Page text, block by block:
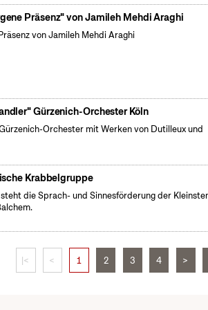
Präsenz" von Jamileh Mehdi Araghi
von Jamileh Mehdi Araghi
Gürzenich-Orchester Köln
Orchester mit Werken von Dutilleux und
Krabbelgruppe
die Sprach- und Sinnesförderung der
|< < 1 2 3 4 >